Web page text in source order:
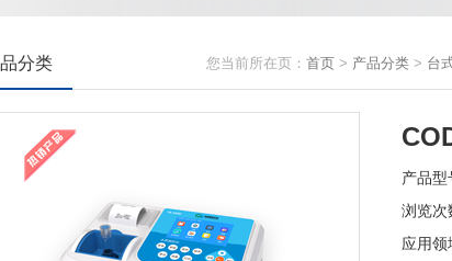
分类 您当前所在页： 首页 > 产品分类 > 台
产品型
浏览次
应用领